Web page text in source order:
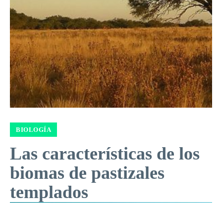
BIOLOGÍA
Las características de los
biomas de pastizales
templados